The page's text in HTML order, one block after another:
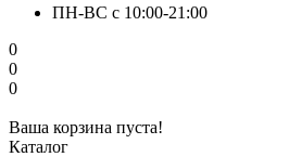
ПН-ВС с 10:00-21:00
0
0
0
Ваша корзина пуста!
Каталог